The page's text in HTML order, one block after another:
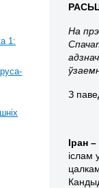
На
З
Іран
іслам
1: